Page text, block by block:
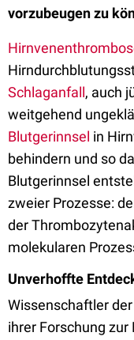
vorzubeugen zu
Schlaganfall, auch
weitgehend
Blutgerinnsel in
behindern und so
Blutgerinnsel
zweier Prozesse:
der
molekularen
Unverhoffte
Wissenschaftler
ihrer Forschung